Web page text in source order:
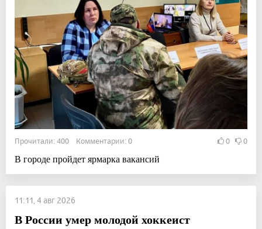
Прочитали: 400 Комментарии: 0 0 0
В городе пройдет ярмарка вакансий
11:11, 4 авг 2026
В России умер молодой хоккеист